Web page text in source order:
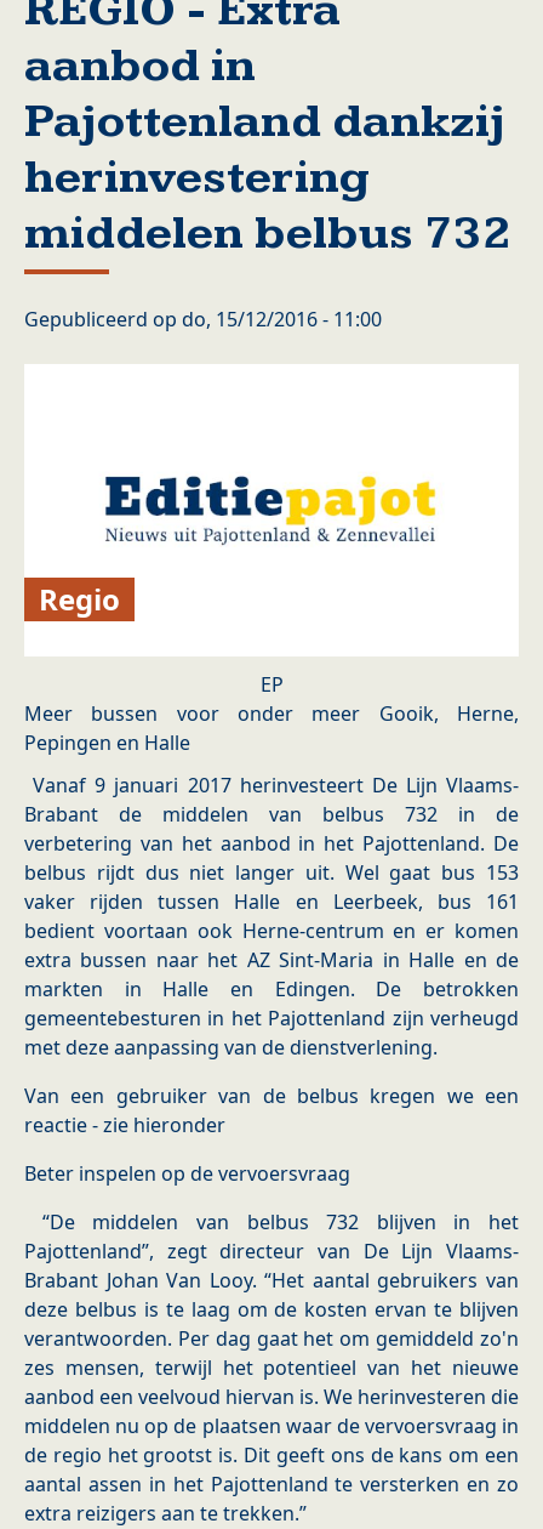
aanbod in
Pajottenland dankzij
herinvestering
middelen belbus 732
Gepubliceerd op do, 15/12/2016 - 11:00
Regio
EP
Meer bussen voor onder meer Gooik, Herne,
Pepingen en Halle
Vanaf 9 januari 2017 herinvesteert De Lijn Vlaams-
Brabant de middelen van belbus 732 in de
verbetering van het aanbod in het Pajottenland. De
belbus rijdt dus niet langer uit. Wel gaat bus 153
vaker rijden tussen Halle en Leerbeek, bus 161
bedient voortaan ook Herne-centrum en er komen
extra bussen naar het AZ Sint-Maria in Halle en de
markten in Halle en Edingen. De betrokken
gemeentebesturen in het Pajottenland zijn verheugd
met deze aanpassing van de dienstverlening.
Van een gebruiker van de belbus kregen we een
reactie - zie hieronder
Beter inspelen op de vervoersvraag
“De middelen van belbus 732 blijven in het
Pajottenland”, zegt directeur van De Lijn Vlaams-
Brabant Johan Van Looy. “Het aantal gebruikers van
deze belbus is te laag om de kosten ervan te blijven
verantwoorden. Per dag gaat het om gemiddeld zo'n
zes mensen, terwijl het potentieel van het nieuwe
aanbod een veelvoud hiervan is. We herinvesteren die
middelen nu op de plaatsen waar de vervoersvraag in
de regio het grootst is. Dit geeft ons de kans om een
aantal assen in het Pajottenland te versterken en zo
extra reizigers aan te trekken.”